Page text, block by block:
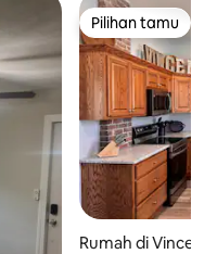
Pilihan tamu
Pilihan tamu
Rumah di